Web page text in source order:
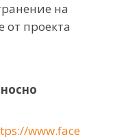
на
от проекта
www.face